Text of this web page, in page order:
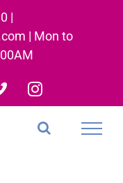
|
| Mon to
VimeoInstagram